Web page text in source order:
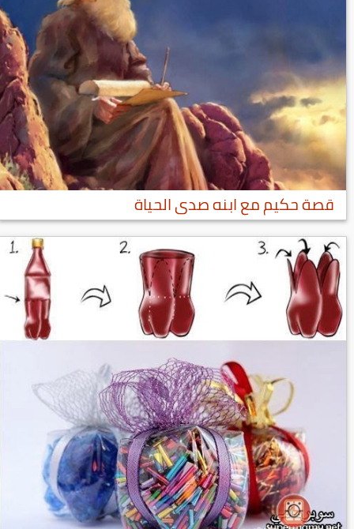
قصة حكيم مع ابنه صدى الحياة